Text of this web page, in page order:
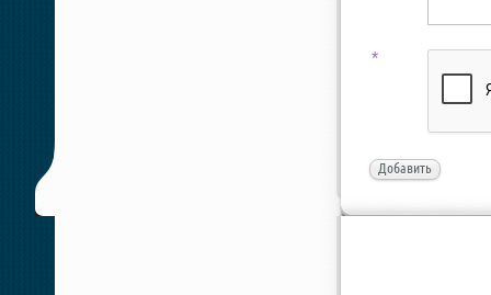
*
Добавить